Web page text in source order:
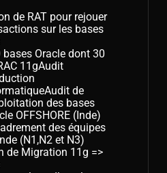
de RAT pour rejouer
sur les bases
bases Oracle dont 30
11gAudit
de
des bases
OFFSHORE (Inde)
des équipes
(N1,N2 et N3)
de Migration 11g =>